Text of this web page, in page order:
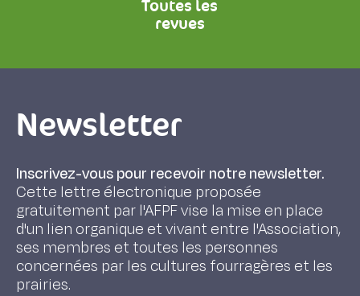
Toutes les
revues
Newsletter
Inscrivez-vous pour recevoir notre newsletter.
Cette lettre électronique proposée
gratuitement par l'AFPF vise la mise en place
d'un lien organique et vivant entre l'Association,
ses membres et toutes les personnes
concernées par les cultures fourragères et les
prairies.